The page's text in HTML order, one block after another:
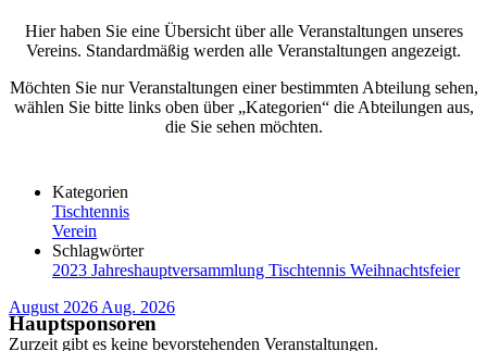
Hier haben Sie eine Übersicht über alle Veranstaltungen unseres
Vereins. Standardmäßig werden alle Veranstaltungen angezeigt.
Möchten Sie nur Veranstaltungen einer bestimmten Abteilung sehen,
wählen Sie bitte links oben über „Kategorien“ die Abteilungen aus,
die Sie sehen möchten.
Kategorien
Tischtennis
Verein
Schlagwörter
2023 Jahreshauptversammlung Tischtennis Weihnachtsfeier
August 2026 Aug. 2026
Zurzeit gibt es keine bevorstehenden Veranstaltungen.
Hauptsponsoren